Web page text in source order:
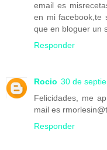
email es
en mi facebook,te
que en bloguer un
Responder
Rocio 30 de
Felicidades, me
mail es
Responder